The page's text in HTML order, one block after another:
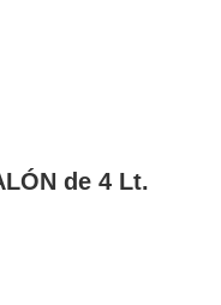
de 4 Lt.